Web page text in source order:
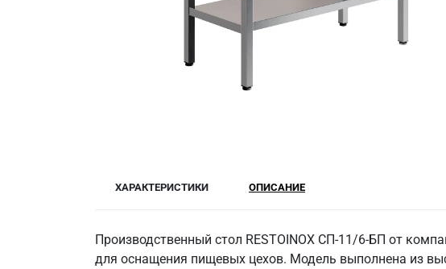
ХАРАКТЕРИСТИКИ ОПИСАНИЕ
Производственный стол RESTOINOX СП-11/6-БП от
для оснащения пищевых цехов. Модель выполнена из